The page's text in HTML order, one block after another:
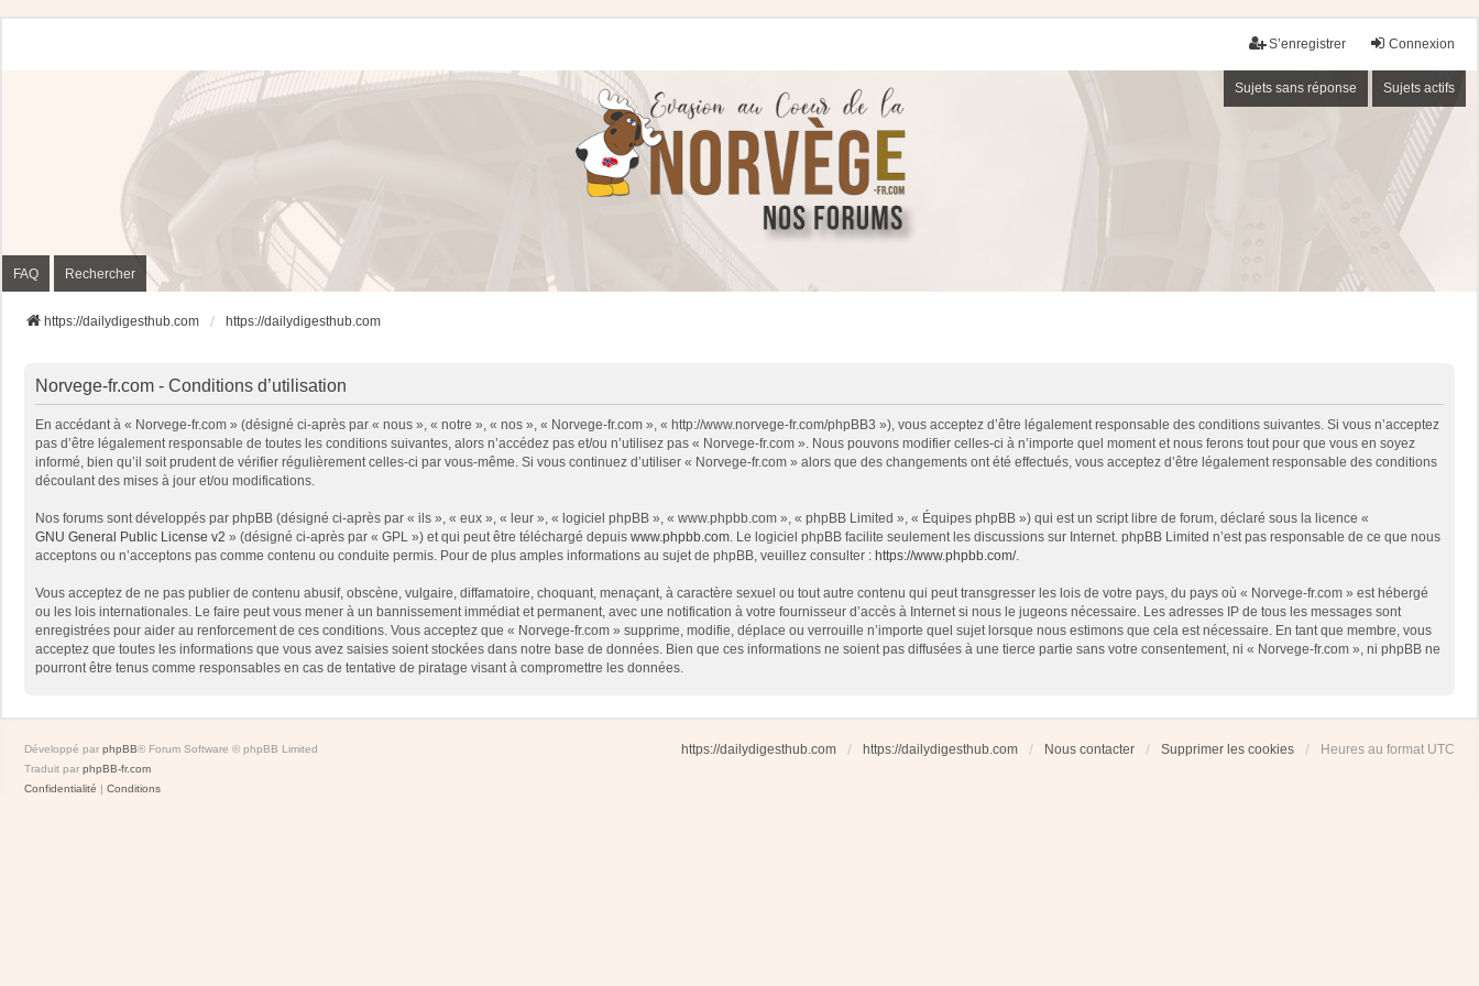
Connexion
S’enregistrer
Sujets sans réponse Sujets actifs
FAQ Rechercher
https://dailydigesthub.com https://dailydigesthub.com
Norvege-fr.com - Conditions d’utilisation
En accédant à « Norvege-fr.com » (désigné ci-après par « nous », « notre », « nos », « Norvege-fr.com », « http://www.norvege-fr.com/phpBB3 »), vous acceptez d’être légalement responsable des conditions suivantes. Si vous n’acceptez
pas d’être légalement responsable de toutes les conditions suivantes, alors n’accédez pas et/ou n’utilisez pas « Norvege-fr.com ». Nous pouvons modifier celles-ci à n’importe quel moment et nous ferons tout pour que vous en soyez
informé, bien qu’il soit prudent de vérifier régulièrement celles-ci par vous-même. Si vous continuez d’utiliser « Norvege-fr.com » alors que des changements ont été effectués, vous acceptez d’être légalement responsable des conditions
découlant des mises à jour et/ou modifications.
Nos forums sont développés par phpBB (désigné ci-après par « ils », « eux », « leur », « logiciel phpBB », « www.phpbb.com », « phpBB Limited », « Équipes phpBB ») qui est un script libre de forum, déclaré sous la licence «
GNU General Public License v2 » (désigné ci-après par « GPL ») et qui peut être téléchargé depuis www.phpbb.com. Le logiciel phpBB facilite seulement les discussions sur Internet. phpBB Limited n’est pas responsable de ce que nous
acceptons ou n’acceptons pas comme contenu ou conduite permis. Pour de plus amples informations au sujet de phpBB, veuillez consulter : https://www.phpbb.com/.
Vous acceptez de ne pas publier de contenu abusif, obscène, vulgaire, diffamatoire, choquant, menaçant, à caractère sexuel ou tout autre contenu qui peut transgresser les lois de votre pays, du pays où « Norvege-fr.com » est hébergé
ou les lois internationales. Le faire peut vous mener à un bannissement immédiat et permanent, avec une notification à votre fournisseur d’accès à Internet si nous le jugeons nécessaire. Les adresses IP de tous les messages sont
enregistrées pour aider au renforcement de ces conditions. Vous acceptez que « Norvege-fr.com » supprime, modifie, déplace ou verrouille n’importe quel sujet lorsque nous estimons que cela est nécessaire. En tant que membre, vous
acceptez que toutes les informations que vous avez saisies soient stockées dans notre base de données. Bien que ces informations ne soient pas diffusées à une tierce partie sans votre consentement, ni « Norvege-fr.com », ni phpBB ne
pourront être tenus comme responsables en cas de tentative de piratage visant à compromettre les données.
https://dailydigesthub.com https://dailydigesthub.com Nous contacter Supprimer les cookies Heures au format UTC
Développé par phpBB® Forum Software © phpBB Limited
Traduit par phpBB-fr.com
Confidentialité | Conditions